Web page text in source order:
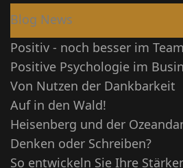
Blog News
Positiv - noch besser im
Positive Psychologie im
Von Nutzen der Dankbarkeit
Auf in den Wald!
Heisenberg und der
Denken oder Schreiben?
So entwickeln Sie Ihre